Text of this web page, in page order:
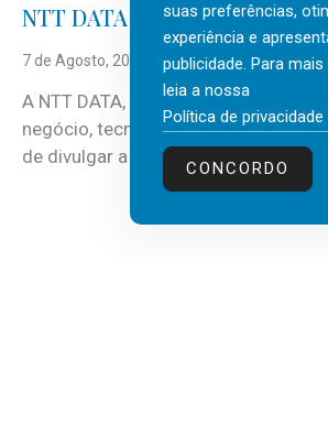
NTT DATA Insurtech Global
7 de Agosto, 2026
A NTT DATA, consultora global em
negócio, tecnologia e inteligência
de divulgar a mais recente...
suas preferências,
experiência e
publicidade. Para
leia a nossa
Política de
CONCORDO